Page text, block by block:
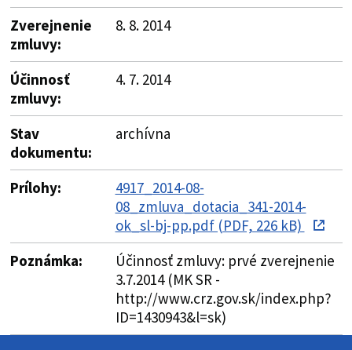
Zverejnenie
zmluvy:
8. 8. 2014
Účinnosť
zmluvy:
4. 7. 2014
Stav
dokumentu:
archívna
Prílohy:
4917_2014-08-
08_zmluva_dotacia_341-2014-
ok_sl-bj-pp.pdf (PDF, 226 kB)
Poznámka:
Účinnosť zmluvy: prvé zverejnenie
3.7.2014 (MK SR -
http://www.crz.gov.sk/index.php?
ID=1430943&l=sk)